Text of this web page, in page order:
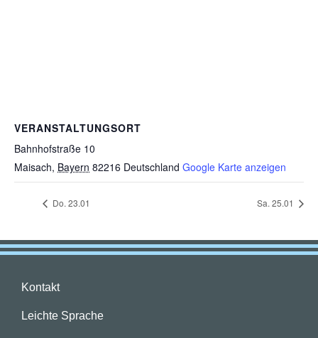
VERANSTALTUNGSORT
Bahnhofstraße 10
Maisach, Bayern 82216 Deutschland Google Karte anzeigen
Do. 23.01 Sa. 25.01
Kontakt
Leichte Sprache